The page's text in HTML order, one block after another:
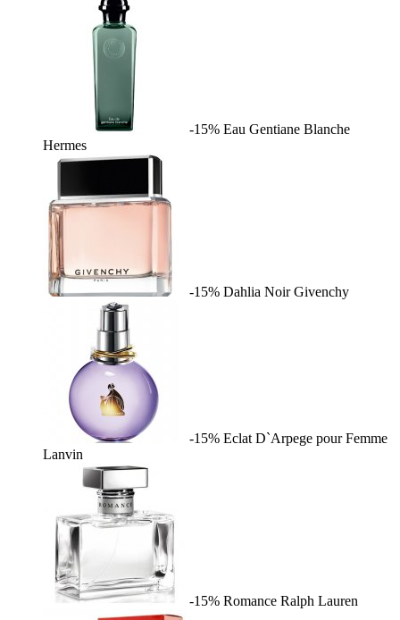
-15% Eau Gentiane Blanche
Hermes
-15% Dahlia Noir Givenchy
-15% Eclat D`Arpege pour Femme
Lanvin
-15% Romance Ralph Lauren